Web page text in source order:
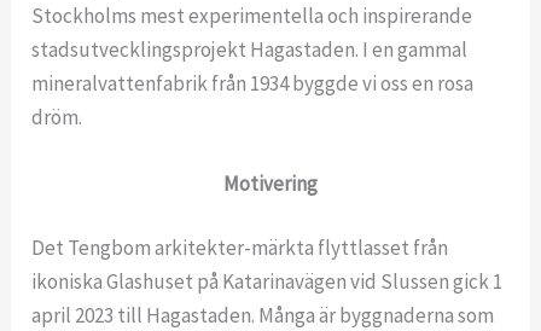
Stockholms mest experimentella och inspirerande
stadsutvecklingsprojekt Hagastaden. I en gammal
mineralvattenfabrik från 1934 byggde vi oss en rosa
dröm.
Motivering
Det Tengbom arkitekter-märkta flyttlasset från
ikoniska Glashuset på Katarinavägen vid Slussen gick 1
april 2023 till Hagastaden. Många är byggnaderna som